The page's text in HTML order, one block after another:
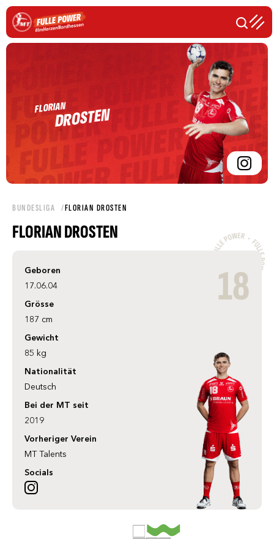
FLORIANDROSTEN
BUNDESLIGA FLORIAN DROSTEN
FLORIAN DROSTEN
Geboren
17.06.04
Grösse
187 cm
Gewicht
85 kg
Nationalität
Deutsch
Bei der MT seit
2019
Vorheriger Verein
MT Talents
Socials
18